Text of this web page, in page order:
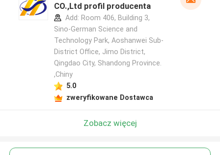
CO.,Ltd profil producenta
Add: Room 406, Building 3,
Sino-German Science and
Technology Park, Aoshanwei Sub-
District Office, Jimo District,
Qingdao City, Shandong Province.
,Chiny
5.0
zweryfikowane Dostawca
Zobacz więcej